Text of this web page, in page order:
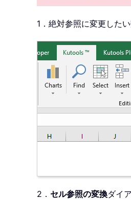
1．絶対参照に変更した
2． セル参照の変換ダイ